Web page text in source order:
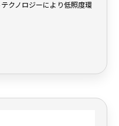
クノロジーにより低照度環